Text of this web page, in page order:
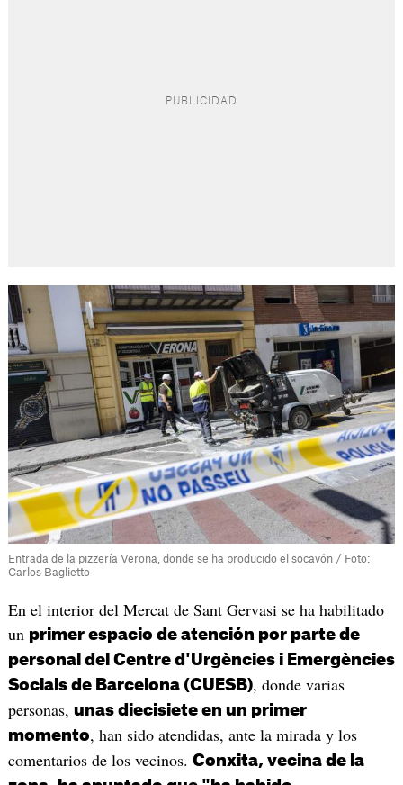
Entrada de la pizzería Verona, donde se ha producido el socavón / Foto:
Carlos Baglietto
En el interior del Mercat de Sant Gervasi se ha habilitado
un primer espacio de atención por parte de
personal del Centre d'Urgències i Emergències
Socials de Barcelona (CUESB), donde varias
personas, unas diecisiete en un primer
momento, han sido atendidas, ante la mirada y los
comentarios de los vecinos. Conxita, vecina de la